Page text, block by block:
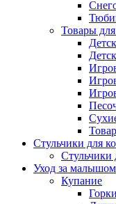
Товары
Стульчики для
Стульчики
Уход за малышом
Купание